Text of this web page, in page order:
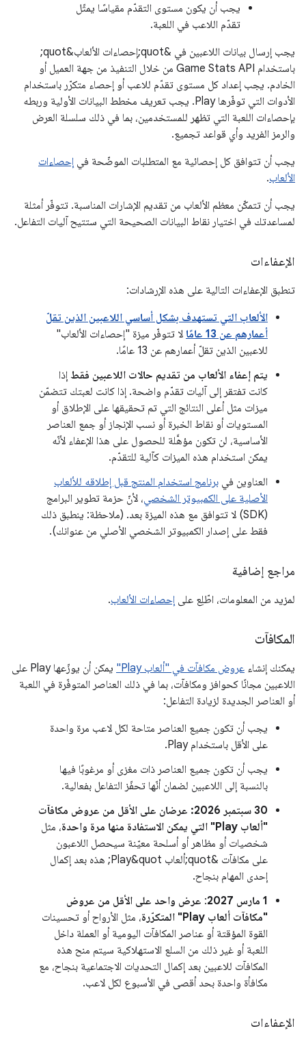
يجب أن يكون مستوى التقدّم مقياسًا يمثّل
تقدّم اللاعب في اللعبة.
يجب إرسال بيانات اللاعبين في &quot;إحصاءات الألعاب&quot;
باستخدام Game Stats API من خلال التنفيذ من جهة العميل أو
الخادم. يجب إعداد كل مستوى تقدّم للاعب أو إحصاء متكرّر باستخدام
الأدوات التي توفّرها Play. يجب تعريف مخطط البيانات الأولية وربطه
بإحصاءات اللعبة التي تظهر للمستخدمين، بما في ذلك سلسلة العرض
والرمز الفريد وأي قواعد تجميع.
يجب أن تتوافق كل إحصائية مع المتطلبات الموضّحة في إحصاءات
الألعاب.
يجب أن تتمكّن معظم الألعاب من تقديم الإشارات المناسبة. تتوفّر أمثلة
لمساعدتك في اختيار نقاط البيانات الصحيحة التي ستتيح آليات التفاعل.
الإعفاءات
تنطبق الإعفاءات التالية على هذه الإرشادات:
الألعاب التي تستهدف بشكل أساسي اللاعبين الذين تقلّ
أعمارهم عن 13 عامًا
لا تتوفّر ميزة "إحصاءات الألعاب"
للاعبين الذين تقلّ أعمارهم عن 13 عامًا.
يتم إعفاء الألعاب من تقديم حالات اللاعبين فقط إذا
كانت تفتقر إلى آليات تقدّم واضحة. إذا كانت لعبتك تتضمّن
ميزات مثل أعلى النتائج التي تم تحقيقها على الإطلاق أو
المستويات أو نقاط الخبرة أو نسب الإنجاز أو جمع العناصر
الأساسية، لن تكون مؤهَّلة للحصول على هذا الإعفاء لأنّه
يمكن استخدام هذه الميزات كآلية للتقدّم.
العناوين في برنامج استخدام المنتج قبل إطلاقه للألعاب
الأصلية على الكمبيوتر الشخصي، لأنّ حزمة تطوير البرامج
(SDK) لا تتوافق مع هذه الميزة بعد. (ملاحظة: ينطبق ذلك
فقط على إصدار الكمبيوتر الشخصي الأصلي من عنوانك).
مراجع إضافية
لمزيد من المعلومات، اطّلِع على إحصاءات الألعاب.
المكافآت
يمكنك إنشاء عروض مكافآت في "ألعاب Play"
يمكن أن يوزّعها Play على
اللاعبين مجانًا كحوافز ومكافآت، بما في ذلك العناصر المتوفّرة في اللعبة
أو العناصر الجديدة لزيادة التفاعل:
يجب أن تكون جميع العناصر متاحة لكل لاعب مرة واحدة
على الأقل باستخدام Play.
يجب أن تكون جميع العناصر ذات مغزى أو مرغوبًا فيها
بالنسبة إلى اللاعبين لضمان أنّها تحفّز التفاعل بفعالية.
‫30 سبتمبر 2026:
عرضان على الأقل من عروض مكافآت
"ألعاب Play" التي يمكن الاستفادة منها مرة واحدة
، مثل
شخصيات أو مظاهر أو أسلحة معيّنة سيحصل اللاعبون
على مكافآت &quot;ألعاب Play&quot; هذه بعد إكمال
إحدى المهام بنجاح.
1 مارس 2027
: عرض واحد على الأقل من عروض
"مكافآت ألعاب Play" المتكرّرة
، مثل الأرواح أو تحسينات
القوة المؤقتة أو عناصر المكافآت اليومية أو العملة داخل
اللعبة أو غير ذلك من السلع الاستهلاكية سيتم منح هذه
المكافآت للاعبين بعد إكمال التحديات الاجتماعية بنجاح، مع
مكافأة واحدة بحد أقصى في الأسبوع لكل لاعب.
الإعفاءات